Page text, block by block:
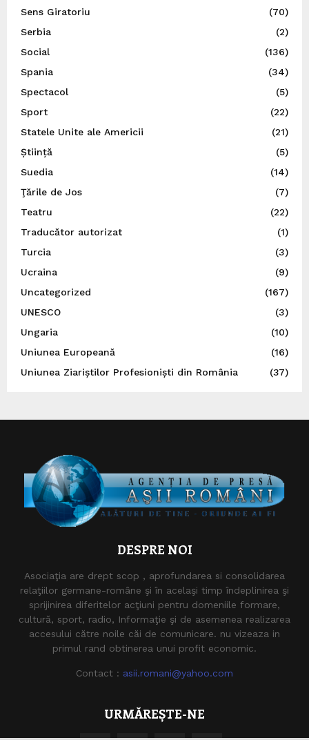
Sens Giratoriu
(70)
Serbia
(2)
Social
(136)
Spania
(34)
Spectacol
(5)
Sport
(22)
Statele Unite ale Americii
(21)
Știință
(5)
Suedia
(14)
Ţările de Jos
(7)
Teatru
(22)
Traducător autorizat
(1)
Turcia
(3)
Ucraina
(9)
Uncategorized
(167)
UNESCO
(3)
Ungaria
(10)
Uniunea Europeană
(16)
Uniunea Ziariștilor Profesioniști din România
(37)
DESPRE NOI
Asociaţia are drept scop , aprofundarea si consolidarea
relaţiilor germane-române şi în acelaşi timp îndeplinirea şi
sprijinirea diferitelor acţiuni pentru domeniile formare,
cultură, sport, radio, Informaţie şi de asemenea realizarea
accesului către noile căi de comunicare. nu vizeaza in
primul rand obtinerea unui profit economic.
Contact : asii.romani@yahoo.com
URMĂREȘTE-NE